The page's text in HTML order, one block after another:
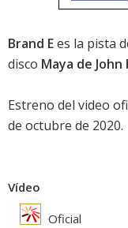
Brand Ees la pista
disco Maya de
Estreno del video
de octubre de 2020.
Vídeo
Oficial